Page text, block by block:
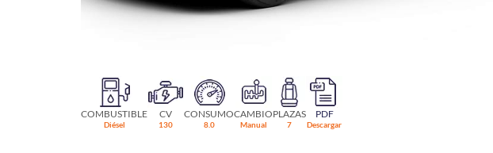
COMBUSTIBLE
Diésel
CV
130
CONSUMO
8.0
CAMBIO
Manual
PLAZAS
7
PDF
Descargar